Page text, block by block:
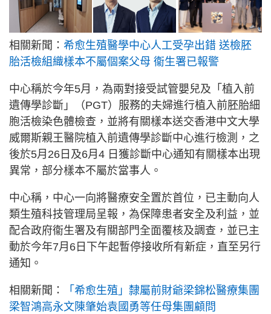
相關新聞： 希愈生殖醫學中心人工受孕出錯 送檢胚
胎活檢組織樣本不屬個案父母 衞生署已報警
中心稱於今年5月，為兩對接受試管嬰兒及「植入前
遺傳學診斷」（PGT）服務的夫婦進行植入前胚胎細
胞活檢染色體檢查，並將有關樣本送交香港中文大學
威爾斯親王醫院植入前遺傳學診斷中心進行檢測，之
後於5月26日及6月4 日獲診斷中心通知有關樣本出現
異常，部分樣本不屬於當事人。
中心稱，中心一向將醫療安全置於首位，已主動向人
類生殖科技管理局呈報，為保障患者安全及利益，並
配合政府衞生署及有關部門全面覆核及調查，並已主
動於今年7月6日下午起暫停接收所有新症，直至另行
通知。
相關新聞：
「希愈生殖」隸屬前財爺梁錦松醫療集團
梁智鴻高永文陳肇始袁國勇等任母集團顧問